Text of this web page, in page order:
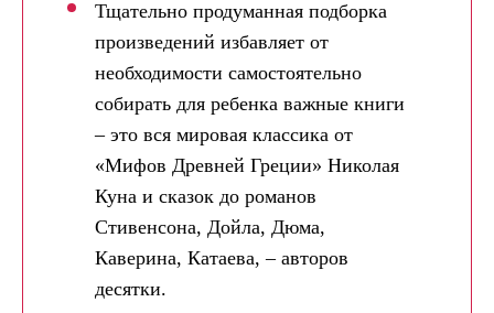
Тщательно продуманная подборка
произведений избавляет от
необходимости самостоятельно
собирать для ребенка важные книги
– это вся мировая классика от
«Мифов Древней Греции» Николая
Куна и сказок до романов
Стивенсона, Дойла, Дюма,
Каверина, Катаева, – авторов
десятки.